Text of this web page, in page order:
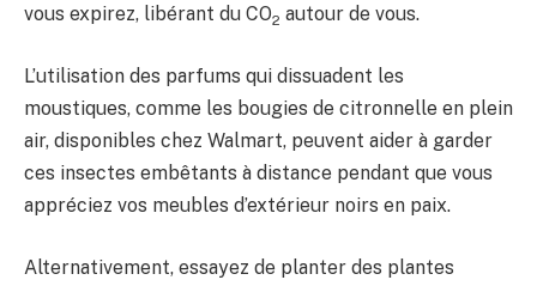
vous expirez, libérant du CO2 autour de vous.
L’utilisation des parfums qui dissuadent les
moustiques, comme les bougies de citronnelle en plein
air, disponibles chez Walmart, peuvent aider à garder
ces insectes embêtants à distance pendant que vous
appréciez vos meubles d’extérieur noirs en paix.
Alternativement, essayez de planter des plantes